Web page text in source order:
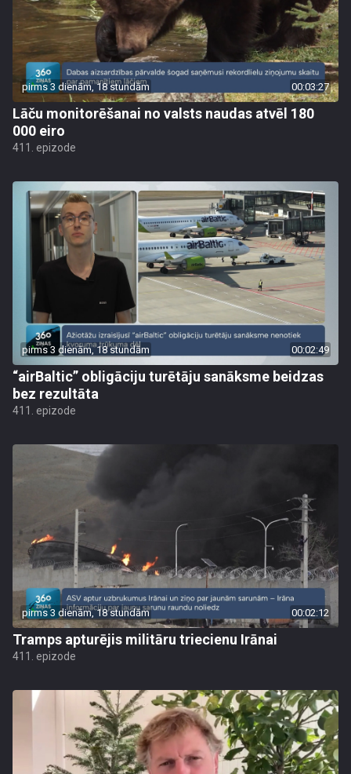
pirms 3 dienām, 18 stundām 00:03:27
Lāču monitorēšanai no valsts naudas atvēl 180
000 eiro
411. epizode
pirms 3 dienām, 18 stundām 00:02:49
“airBaltic” obligāciju turētāju sanāksme beidzas
bez rezultāta
411. epizode
pirms 3 dienām, 18 stundām 00:02:12
Tramps apturējis militāru triecienu Irānai
411. epizode